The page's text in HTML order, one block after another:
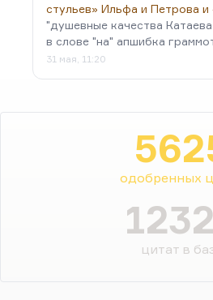
стульев» Ильфа и Петрова и
"душевные качества
в слове "на" апшибка
31 мая, 11:20
одобренных
цитат в